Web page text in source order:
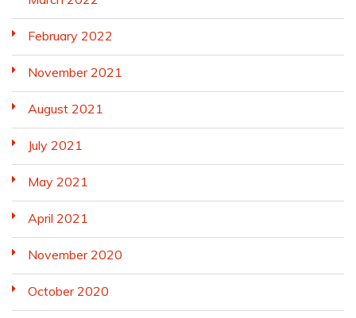
February 2022
November 2021
August 2021
July 2021
May 2021
April 2021
November 2020
October 2020